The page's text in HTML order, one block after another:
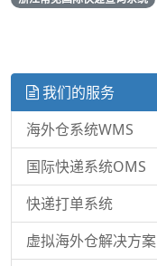
我们的服务
海外仓系统WMS
国际快递系统OMS
快递打单系统
虚拟海外仓解决方案